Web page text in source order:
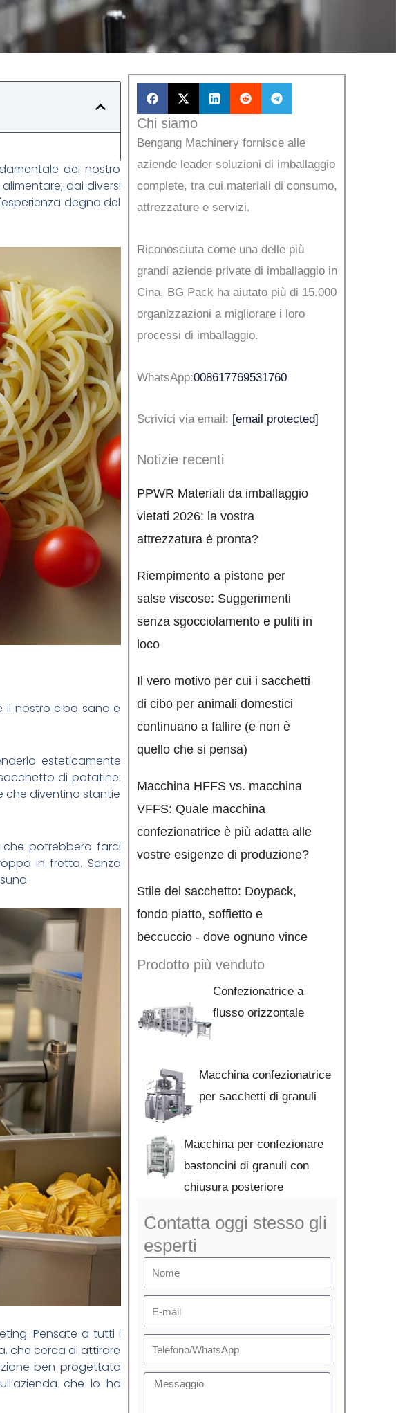
del nostro
dai diversi
degna del
il nostro cibo sano e
esteticamente
di patatine:
che diventino stantie
potrebbero farci
in fretta. Senza
Pensate a tutti i
che cerca di attirare
ben progettata
che lo ha
Chi siamo
Bengang Machinery fornisce alle
aziende leader soluzioni di imballaggio
complete, tra cui materiali di consumo,
attrezzature e servizi.
Riconosciuta come una delle più
grandi aziende private di imballaggio in
Cina, BG Pack ha aiutato più di 15.000
organizzazioni a migliorare i loro
processi di imballaggio.
WhatsApp:008617769531760
Scrivici via email: [email protected]
Notizie recenti
PPWR Materiali da imballaggio
vietati 2026: la vostra
attrezzatura è pronta?
Riempimento a pistone per
salse viscose: Suggerimenti
senza sgocciolamento e puliti in
loco
Il vero motivo per cui i sacchetti
di cibo per animali domestici
continuano a fallire (e non è
quello che si pensa)
Macchina HFFS vs. macchina
VFFS: Quale macchina
confezionatrice è più adatta alle
vostre esigenze di produzione?
Stile del sacchetto: Doypack,
fondo piatto, soffietto e
beccuccio - dove ognuno vince
Prodotto più venduto
Confezionatrice a
flusso orizzontale
Macchina confezionatrice
per sacchetti di granuli
Macchina per confezionare
bastoncini di granuli con
chiusura posteriore
Contatta oggi stesso gli
esperti
Nome
E-
mail
Telefono
Messaggio